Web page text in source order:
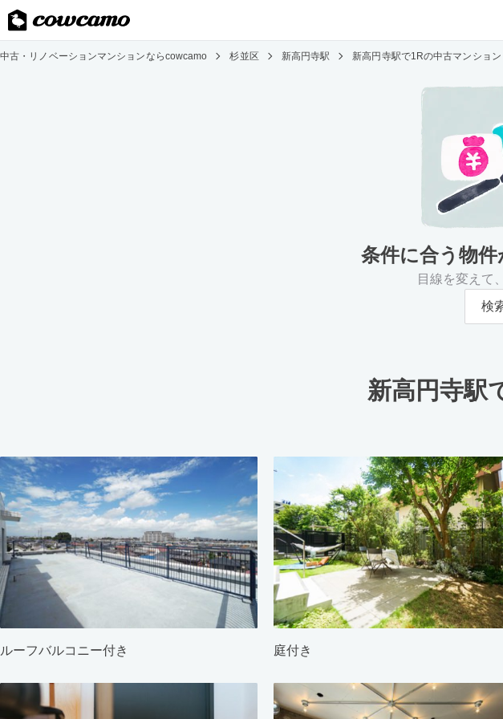
中古・リノベーションマンションならcowcamo 杉並区 新高円寺駅 新高円寺駅で1Rの中古マンショ
条件に合う物件
目線を変えて
検
新高円寺駅
ルーフバルコニー付き 庭付き